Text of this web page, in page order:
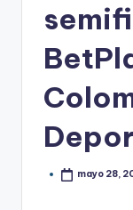
mayo 28,